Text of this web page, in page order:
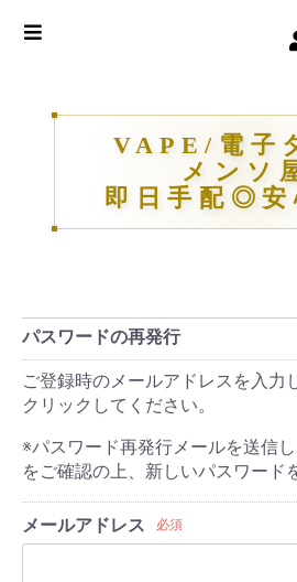
VAPE/電子
メンソ
即日手配◎安
パスワードの再発行
ご登録時のメールアドレスを入力
クリックしてください。
※パスワード再発行メールを送信
をご確認の上、新しいパスワード
メールアドレス 必須